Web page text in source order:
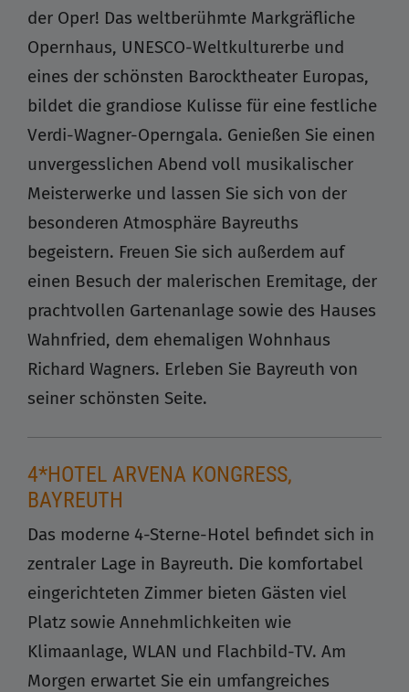
der Oper! Das weltberühmte Markgräfliche
Opernhaus, UNESCO-Weltkulturerbe und
eines der schönsten Barocktheater Europas,
bildet die grandiose Kulisse für eine festliche
Verdi-Wagner-Operngala. Genießen Sie einen
unvergesslichen Abend voll musikalischer
Meisterwerke und lassen Sie sich von der
besonderen Atmosphäre Bayreuths
begeistern. Freuen Sie sich außerdem auf
einen Besuch der malerischen Eremitage, der
prachtvollen Gartenanlage sowie des Hauses
Wahnfried, dem ehemaligen Wohnhaus
Richard Wagners. Erleben Sie Bayreuth von
seiner schönsten Seite.
4*HOTEL ARVENA KONGRESS,
BAYREUTH
Das moderne 4-Sterne-Hotel befindet sich in
zentraler Lage in Bayreuth. Die komfortabel
eingerichteten Zimmer bieten Gästen viel
Platz sowie Annehmlichkeiten wie
Klimaanlage, WLAN und Flachbild-TV. Am
Morgen erwartet Sie ein umfangreiches